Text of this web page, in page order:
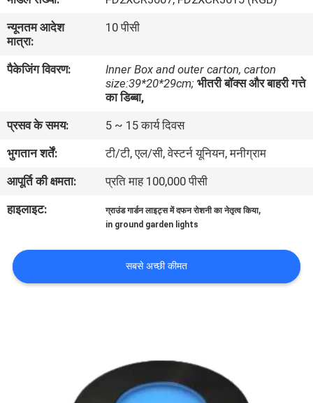
कारखाना
भ्रमण
गुणवत्ता
संपर्क
करें
समाचार
मामलों
न्यूनतम आदेश
मात्रा:
10 पीसी
पैकेजिंग विवरण:
Inner Box and outer carton, carton
size:39*20*29cm; भीतरी बॉक्स और बाहरी गत्ते
का डिब्बा,
प्रसव के समय:
5 ~ 15 कार्य दिवस
भुगतान शर्तें:
टी/टी, एल/सी, वेस्टर्न यूनियन, मनीग्राम
आपूर्ति की क्षमता:
प्रति माह 100,000 पीसी
हाइलाइट:
ग्राउंड गार्डन लाइट्स में दफन रोशनी का नेतृत्व किया,
in ground garden lights
सबसे अच्छी कीमत